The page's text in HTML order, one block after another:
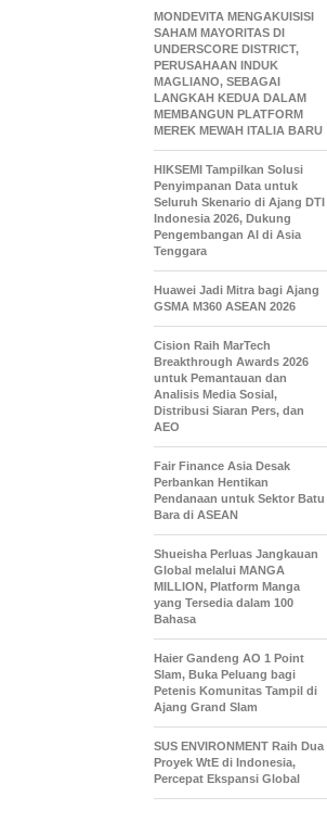
MONDEVITA MENGAKUISISI
SAHAM MAYORITAS DI
UNDERSCORE DISTRICT,
PERUSAHAAN INDUK
MAGLIANO, SEBAGAI
LANGKAH KEDUA DALAM
MEMBANGUN PLATFORM
MEREK MEWAH ITALIA BARU
HIKSEMI Tampilkan Solusi
Penyimpanan Data untuk
Seluruh Skenario di Ajang DTI
Indonesia 2026, Dukung
Pengembangan AI di Asia
Tenggara
Huawei Jadi Mitra bagi Ajang
GSMA M360 ASEAN 2026
Cision Raih MarTech
Breakthrough Awards 2026
untuk Pemantauan dan
Analisis Media Sosial,
Distribusi Siaran Pers, dan
AEO
Fair Finance Asia Desak
Perbankan Hentikan
Pendanaan untuk Sektor Batu
Bara di ASEAN
Shueisha Perluas Jangkauan
Global melalui MANGA
MILLION, Platform Manga
yang Tersedia dalam 100
Bahasa
Haier Gandeng AO 1 Point
Slam, Buka Peluang bagi
Petenis Komunitas Tampil di
Ajang Grand Slam
SUS ENVIRONMENT Raih Dua
Proyek WtE di Indonesia,
Percepat Ekspansi Global